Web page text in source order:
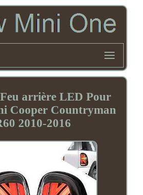
arrière LED Pour
Cooper Countryman
2010-2016